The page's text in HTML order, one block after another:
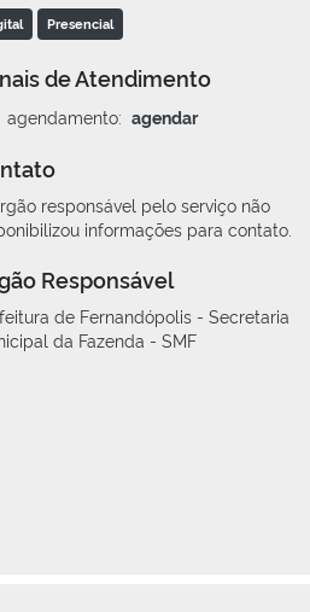
Presencial
de Atendimento
agendamento: agendar
responsável pelo serviço não
informações para contato.
Responsável
de Fernandópolis - Secretaria
da Fazenda - SMF